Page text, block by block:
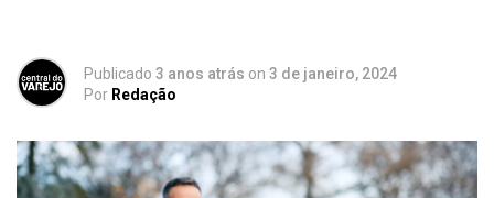
Publicado 3 anos atrás on 3 de janeiro, 2024
Por Redação